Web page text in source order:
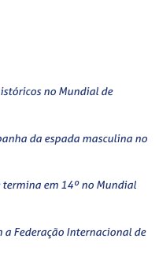
no Mundial de
da espada masculina no
em 14º no Mundial
a Federação Internacional de